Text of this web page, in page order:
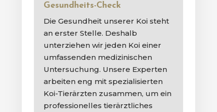
Gesundheits-Check
Die Gesundheit unserer Koi steht
an erster Stelle. Deshalb
unterziehen wir jeden Koi einer
umfassenden medizinischen
Untersuchung. Unsere Experten
arbeiten eng mit spezialisierten
Koi-Tierärzten zusammen, um ein
professionelles tierärztliches